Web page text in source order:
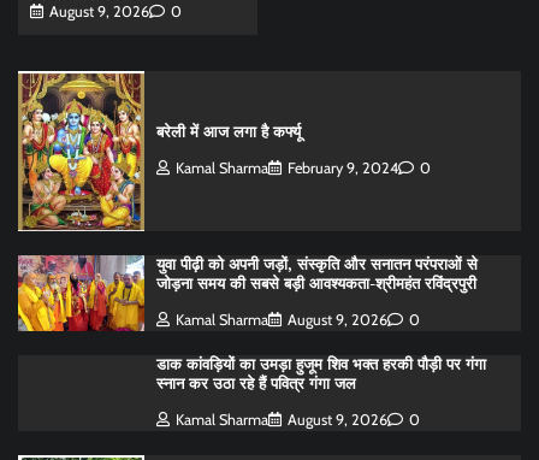
August 9, 2026
0
बरेली में आज लगा है कर्फ्यू
Kamal Sharma February 9, 2024 0
युवा पीढ़ी को अपनी जड़ों, संस्कृति और सनातन परंपराओं से
जोड़ना समय की सबसे बड़ी आवश्यकता-श्रीमहंत रविंद्रपुरी
Kamal Sharma August 9, 2026 0
डाक कांवड़ियों का उमड़ा हुजूम शिव भक्त हरकी पौड़ी पर गंगा
स्नान कर उठा रहे हैं पवित्र गंगा जल
Kamal Sharma August 9, 2026 0